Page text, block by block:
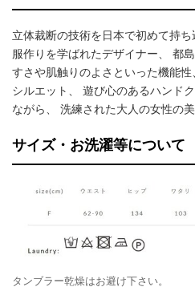
立体裁断の技術を日本で初めて持
服作りを学ばれたデザイナー、 都
すさや肌触りのよさといった機能
シルエット、 遊び心のあるハンド
ながら、 洗練された大人の女性の
サイズ・お洗濯等について
タンブラー乾燥はお避け下さい。